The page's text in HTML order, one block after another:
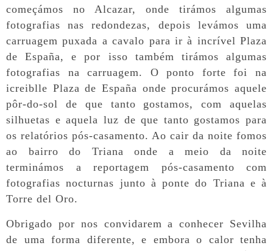
começámos no Alcazar, onde tirámos algumas
fotografias nas redondezas, depois levámos uma
carruagem puxada a cavalo para ir à incrível Plaza
de España, e por isso também tirámos algumas
fotografias na carruagem. O ponto forte foi na
icreiblle Plaza de España onde procurámos aquele
pôr-do-sol de que tanto gostamos, com aquelas
silhuetas e aquela luz de que tanto gostamos para
os relatórios pós-casamento. Ao cair da noite fomos
ao bairro do Triana onde a meio da noite
terminámos a reportagem pós-casamento com
fotografias nocturnas junto à ponte do Triana e à
Torre del Oro.
Obrigado por nos convidarem a conhecer Sevilha
de uma forma diferente, e embora o calor tenha